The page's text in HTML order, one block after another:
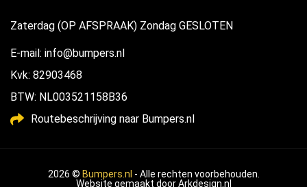
Zaterdag (OP AFSPRAAK) Zondag GESLOTEN
E-mail: info@bumpers.nl
Kvk: 82903468
BTW: NL003521158B36
Routebeschrijving naar Bumpers.nl
2026 © Bumpers.nl - Alle rechten voorbehouden.
Website gemaakt doorArkdesign.nl